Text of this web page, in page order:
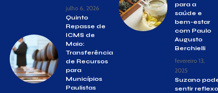
julho 6, 2026
Quinto
Repasse de
ICMS de
Maio:
Transferência
de Recursos
para
Municípios
Paulistas
para a
saúde e
bem-estar
com Paulo
Augusto
Berchielli
fevereiro 13,
2025
Suzano
sentir